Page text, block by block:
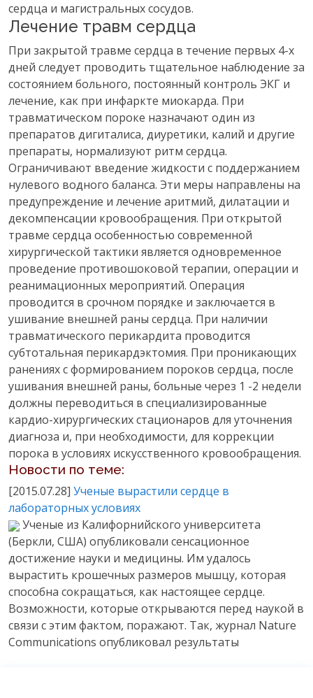
сердца и магистральных сосудов.
Лечение травм сердца
При закрытой травме сердца в течение первых 4-х
дней следует проводить тщательное наблюдение за
состоянием больного, постоянный контроль ЭКГ и
лечение, как при инфаркте миокарда. При
травматическом пороке назначают один из
препаратов дигиталиса, диуретики, калий и другие
препараты, нормализуют ритм сердца.
Ограничивают введение жидкости с поддержанием
нулевого водного баланса. Эти меры направлены на
предупреждение и лечение аритмий, дилатации и
декомпенсации кровообращения. При открытой
травме сердца особенностью современной
хирургической тактики является одновременное
проведение противошоковой терапии, операции и
реанимационных мероприятий. Операция
проводится в срочном порядке и заключается в
ушивание внешней раны сердца. При наличии
травматического перикардита проводится
субтотальная перикардэктомия. При проникающих
ранениях с формированием пороков сердца, после
ушивания внешней раны, больные через 1 -2 недели
должны переводиться в специализированные
кардио-хирургических стационаров для уточнения
диагноза и, при необходимости, для коррекции
порока в условиях искусственного кровообращения.
Новости по теме:
[2015.07.28] Ученые вырастили сердце в
лабораторных условиях
Ученые из Калифорнийского университета
(Беркли, США) опубликовали сенсационное
достижение науки и медицины. Им удалось
вырастить крошечных размеров мышцу, которая
способна сокращаться, как настоящее сердце.
Возможности, которые открываются перед наукой в
связи с этим фактом, поражают. Так, журнал Nature
Communications опубликовал результаты